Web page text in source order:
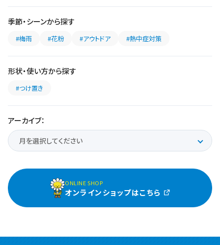
季節・シーンから探す
#梅雨 #花粉 #アウトドア #熱中症対策
形状・使い方から探す
#つけ置き
アーカイブ：
ONLINE SHOP
オンラインショップはこちら